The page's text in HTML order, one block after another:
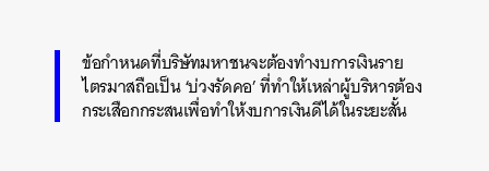
ข้อกำหนดที่บริษัทมหาชนจะต้องทำงบการเงินราย
ไตรมาสถือเป็น ‘บ่วงรัดคอ’ ที่ทำให้เหล่าผู้บริหารต้อง
กระเสือกกระสนเพื่อทำให้งบการเงินดีได้ในระยะสั้น